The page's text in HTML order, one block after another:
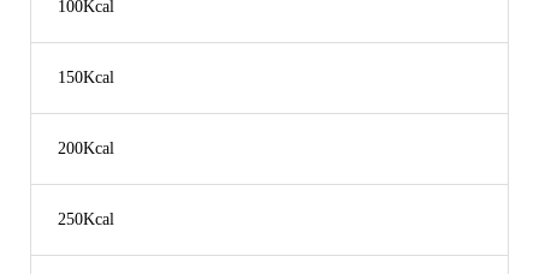
100Kcal
150Kcal
200Kcal
250Kcal